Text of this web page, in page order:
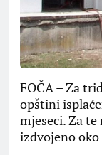
FOČA – Za
opštini
mjeseci. Za
izdvojeno